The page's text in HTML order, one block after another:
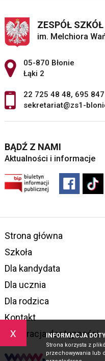
x INFORMACJA
Strona korzysta z
przechowywania lub
ZESPÓŁ SZKÓŁ
im. Melchiora
Adres pocztowy:
05-870 Błonie
Łąki 2
22 725 48 48, 695
sekretariat@zs1-
BĄDŹ Z NAMI
Aktualności i informacje
Strona główna
Szkoła
Dla kandydata
Dla ucznia
Dla rodzica
Kontakt
Deklaracja dostępności